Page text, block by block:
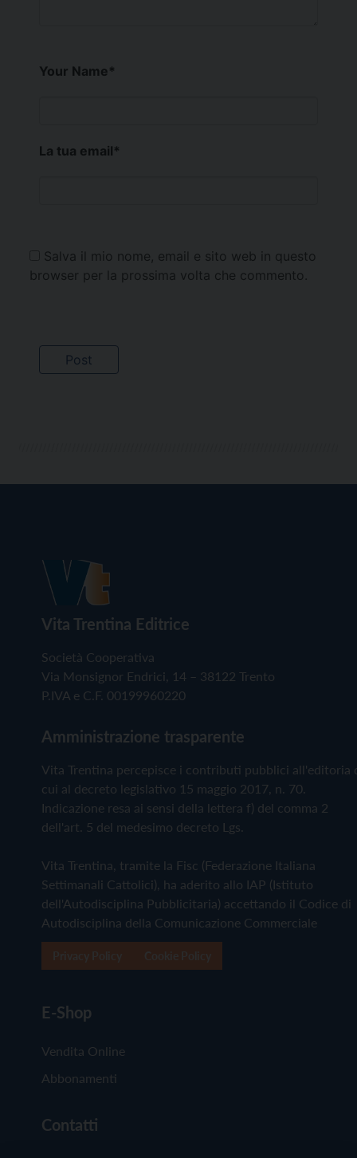
Your Name*
La tua email*
Salva il mio nome, email e sito web in questo
browser per la prossima volta che commento.
Vita Trentina Editrice
Società Cooperativa
Via Monsignor Endrici, 14 – 38122 Trento
P.IVA e C.F. 00199960220
Amministrazione trasparente
Vita Trentina percepisce i contributi pubblici all'editoria
cui al decreto legislativo 15 maggio 2017, n. 70.
Indicazione resa ai sensi della lettera f) del comma 2
dell'art. 5 del medesimo decreto Lgs.
Vita Trentina, tramite la Fisc (Federazione Italiana
Settimanali Cattolici), ha aderito allo IAP (Istituto
dell'Autodisciplina Pubblicitaria) accettando il Codice di
Autodisciplina della Comunicazione Commerciale
E-Shop
Vendita Online
Abbonamenti
Contatti